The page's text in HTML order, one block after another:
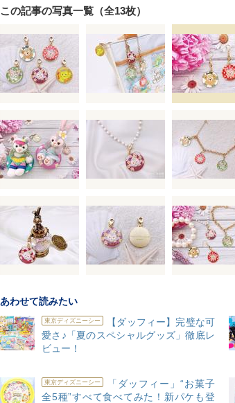
この記事の写真一覧（全13枚）
あわせて読みたい
東京ディズニーシー
【ダッフィー】完璧な可
愛さ♪「夏のスペシャルグッズ」徹底レ
ビュー！
東京ディズニーシー
「ダッフィー」“お菓子
全5種”すべて食べてみた！新パケも登